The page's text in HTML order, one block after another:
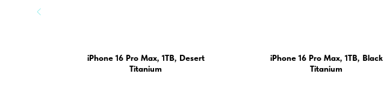
iPhone 16 Pro Max, 1TB, Desert
Titanium
iPhone 16 Pro Max, 1TB, Black
Titanium